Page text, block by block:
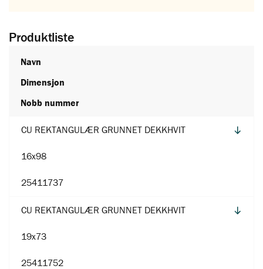
Produktliste
Navn
Dimensjon
Nobb nummer
CU REKTANGULÆR GRUNNET DEKKHVIT
16x98
25411737
CU REKTANGULÆR GRUNNET DEKKHVIT
19x73
25411752